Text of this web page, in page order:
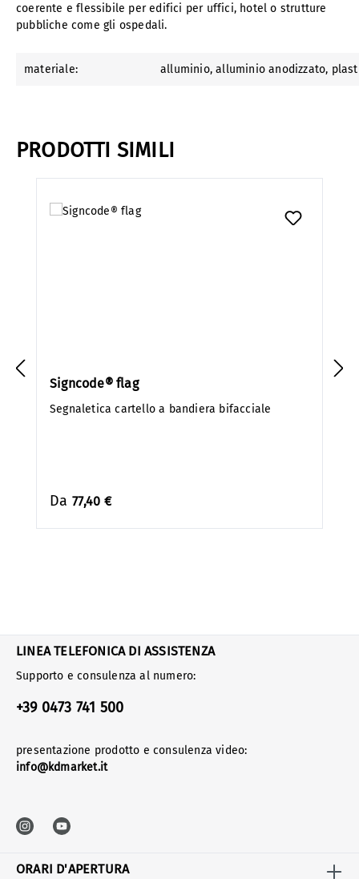
coerente e flessibile per edifici per uffici, hotel o strutture
pubbliche come gli ospedali.
materiale: alluminio, alluminio anodizzato,
PRODOTTI SIMILI
Signcode® flag
Segnaletica cartello a bandiera bifacciale
Da 77,40 €
LINEA TELEFONICA DI ASSISTENZA
Supporto e consulenza al numero:
+39 0473 741 500
presentazione prodotto e consulenza video:
info@kdmarket.it
ORARI D'APERTURA